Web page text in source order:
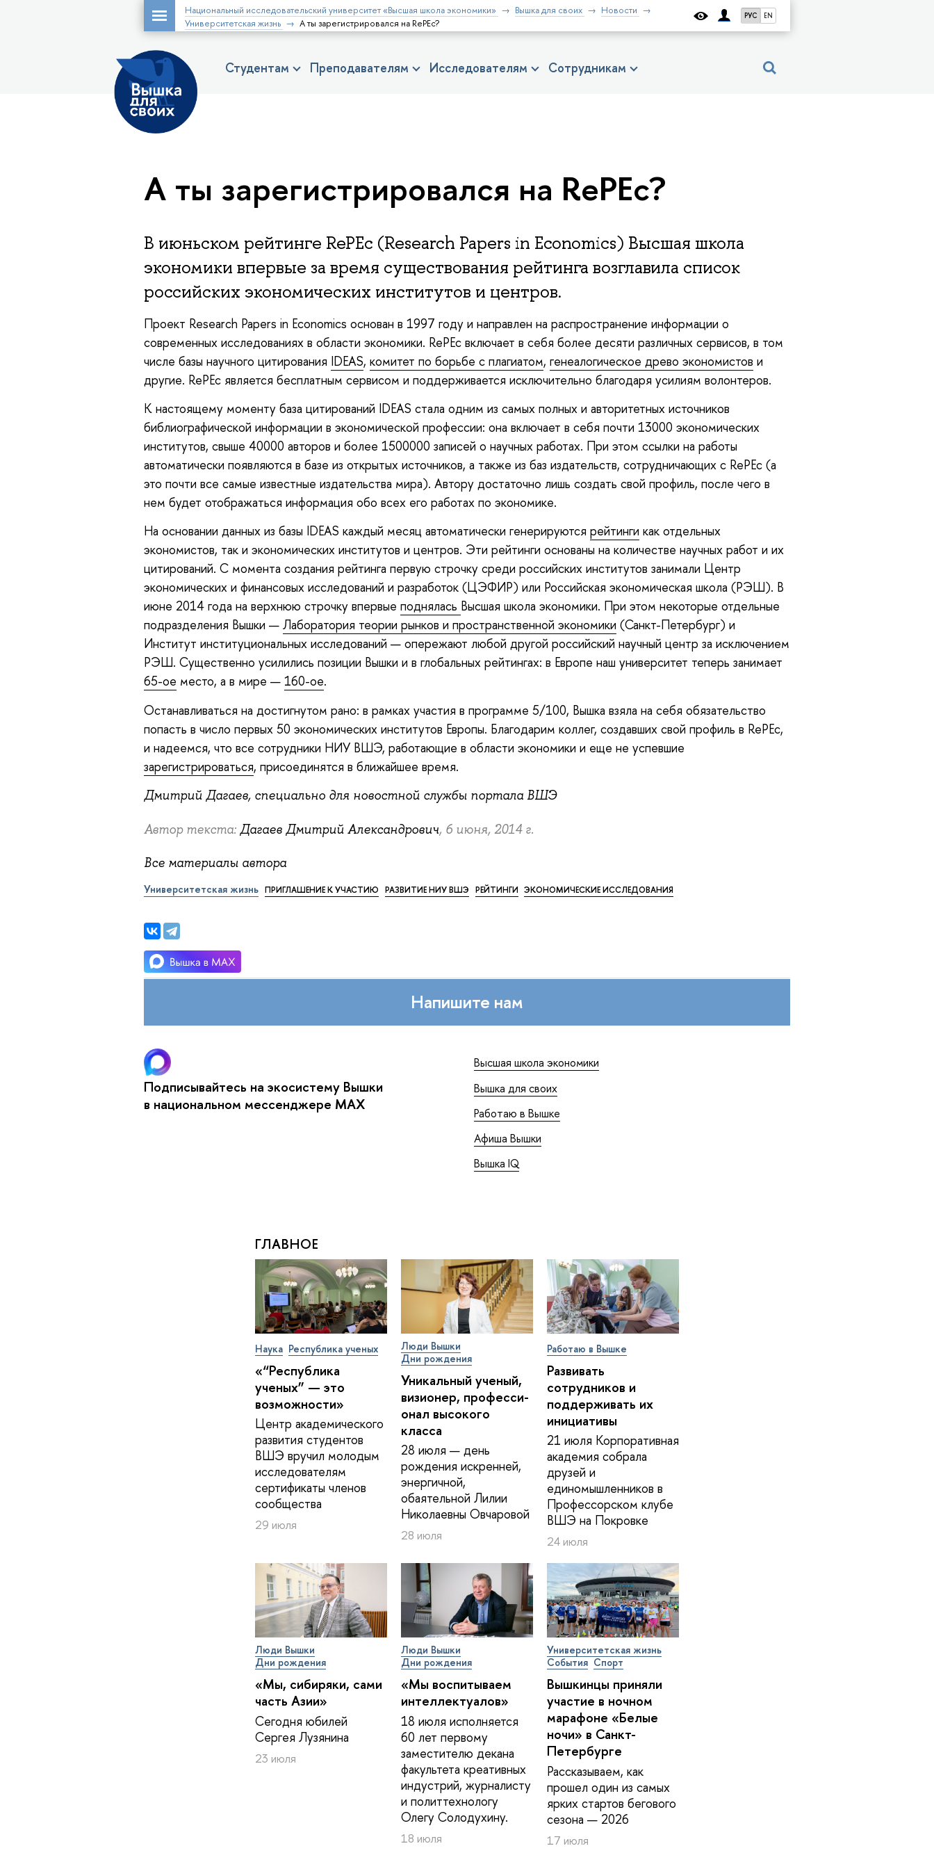
РУС EN
Национальный исследовательский университет «Высшая школа экономики» Вышка для своих
Новости
Университетская жизнь
А ты зарегистрировался на RePEc?
Студентам Преподавателям Исследователям Сотрудникам
А ты зарегистрировался на RePEc?
В июньском рейтинге RePEc (Research Papers in Economics) Высшая школа
экономики впервые за время существования рейтинга возглавила список
российских экономических институтов и центров.
Проект Research Papers in Economics основан в 1997 году и направлен на распространение информации о
современных исследованиях в области экономики. RePEc включает в себя более десяти различных сервисов, в том
числе базы научного цитирования IDEAS, комитет по борьбе с плагиатом, генеалогическое древо экономистов и
другие. RePEc является бесплатным сервисом и поддерживается исключительно благодаря усилиям волонтеров.
К настоящему моменту база цитирований IDEAS стала одним из самых полных и авторитетных источников
библиографической информации в экономической профессии: она включает в себя почти 13000 экономических
институтов, свыше 40000 авторов и более 1500000 записей о научных работах. При этом ссылки на работы
автоматически появляются в базе из открытых источников, а также из баз издательств, сотрудничающих с RePEc (а
это почти все самые известные издательства мира). Автору достаточно лишь создать свой профиль, после чего в
нем будет отображаться информация обо всех его работах по экономике.
На основании данных из базы IDEAS каждый месяц автоматически генерируются рейтинги как отдельных
экономистов, так и экономических институтов и центров. Эти рейтинги основаны на количестве научных работ и их
цитирований. С момента создания рейтинга первую строчку среди российских институтов занимали Центр
экономических и финансовых исследований и разработок (ЦЭФИР) или Российская экономическая школа (РЭШ). В
июне 2014 года на верхнюю строчку впервые поднялась Высшая школа экономики. При этом некоторые отдельные
подразделения Вышки — Лаборатория теории рынков и пространственной экономики (Санкт-Петербург) и
Институт институциональных исследований — опережают любой другой российский научный центр за исключением
РЭШ. Существенно усилились позиции Вышки и в глобальных рейтингах: в Европе наш университет теперь занимает
65-ое место, а в мире — 160-ое.
Останавливаться на достигнутом рано: в рамках участия в программе 5/100, Вышка взяла на себя обязательство
попасть в число первых 50 экономических институтов Европы. Благодарим коллег, создавших свой профиль в RePEc,
и надеемся, что все сотрудники НИУ ВШЭ, работающие в области экономики и еще не успевшие
зарегистрироваться, присоединятся в ближайшее время.
Дмитрий Дагаев, специально для новостной службы портала ВШЭ
Автор текста: Дагаев Дмитрий Александрович, 6 июня, 2014 г.
Все материалы автора
Университетская жизнь ПРИГЛАШЕНИЕ К УЧАСТИЮ РАЗВИТИЕ НИУ ВШЭ РЕЙТИНГИ ЭКОНОМИЧЕСКИЕ ИССЛЕДОВАНИЯ
Напишите нам
Подписывайтесь на экосистему Вышки
в национальном мессенджере MAX
Высшая школа экономики
Вышка для своих
Работаю в Вышке
Афиша Вышки
Вышка IQ
ГЛАВНОЕ
Наука Республика ученых
«“Республика
ученых” — это
возможности»
Центр академического
развития студентов
ВШЭ вручил молодым
исследователям
сертификаты членов
сообщества
29 июля
Люди Вышки
Дни рождения
Уникальный ученый,
визионер, про­фес­си­
о­нал высокого
класса
28 июля — день
рождения искренней,
энергичной,
обаятельной Лилии
Николаевны Овчаровой
28 июля
Работаю в Вышке
Развивать
сотрудников и
поддерживать их
инициативы
21 июля Корпоративная
академия собрала
друзей и
единомышленников в
Профессорском клубе
ВШЭ на Покровке
24 июля
Люди Вышки
Дни рождения
«Мы, сибиряки, сами
часть Азии»
Сегодня юбилей
Сергея Лузянина
23 июля
Люди Вышки
Дни рождения
«Мы воспитываем
интеллектуалов»
18 июля исполняется
60 лет первому
заместителю декана
факультета креативных
индустрий, журналисту
и политтехнологу
Олегу Солодухину.
18 июля
Университетская жизнь
События Спорт
Вышкинцы приняли
участие в ночном
марафоне «Белые
ночи» в Санкт-
Петербурге
Рассказываем, как
прошел один из самых
ярких стартов бегового
сезона — 2026
17 июля